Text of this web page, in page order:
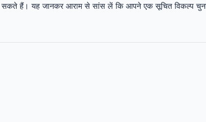
हैं। यह जानकर आराम से सांस लें कि आपने एक सूचित विकल्प